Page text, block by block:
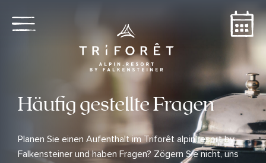
Häufig gestellte Fragen
Planen Sie einen Aufenthalt im Triforêt alpin.resort by
Falkensteiner und haben Fragen? Zögern Sie nicht, uns